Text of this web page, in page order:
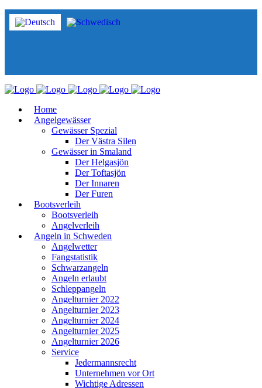
Home
Angelgewässer
Gewässer Spezial
Der Västra Silen
Gewässer in Smaland
Der Helgasjön
Der Toftasjön
Der Innaren
Der Furen
Bootsverleih
Bootsverleih
Angelverleih
Angeln in Schweden
Angelwetter
Fangstatistik
Schwarzangeln
Angeln erlaubt
Schleppangeln
Angelturnier 2022
Angelturnier 2023
Angelturnier 2024
Angelturnier 2025
Angelturnier 2026
Service
Jedermannsrecht
Unternehmen vor Ort
Wichtige Adressen